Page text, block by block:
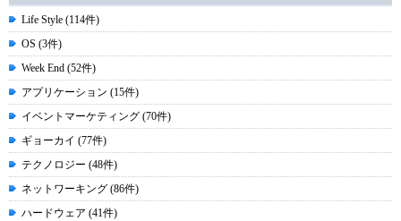
Life Style (114件)
OS (3件)
Week End (52件)
アプリケーション (15件)
イベントマーケティング (70件)
ギョーカイ (77件)
テクノロジー (48件)
ネットワーキング (86件)
ハードウェア (41件)